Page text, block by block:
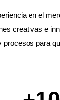
en el
creativas e
para